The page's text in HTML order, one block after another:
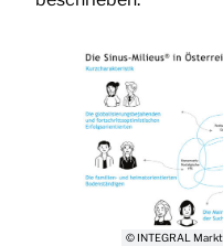
© INTEGRAL